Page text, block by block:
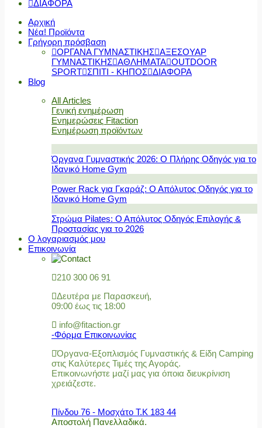
ΔΙΑΦΟΡΑ
Αρχική
Νέα! Προϊόντα
Γρήγορη πρόσβαση
ΟΡΓΑΝΑ ΓΥΜΝΑΣΤΙΚΗΣ ΑΞΕΣΟΥΑΡ
ΓΥΜΝΑΣΤΙΚΗΣ ΑΘΛΗΜΑΤΑ OUTDOOR
SPORT ΣΠΙΤΙ - ΚΗΠΟΣ ΔΙΑΦΟΡΑ
Blog
All Articles
Γενική ενημέρωση
Ενημερώσεις Fitaction
Ενημέρωση προϊόντων
Όργανα Γυμναστικής 2026: Ο Πλήρης Οδηγός για το
Ιδανικό Home Gym
Power Rack για Γκαράζ: Ο Απόλυτος Οδηγός για το
Ιδανικό Home Gym
Στρώμα Pilates: Ο Απόλυτος Οδηγός Επιλογής &
Προστασίας για το 2026
Ο λογαριασμός μου
Επικοινωνία
210 300 06 91
Δευτέρα με Παρασκευή,
09:00 έως τις 18:00
info@fitaction.gr
-Φόρμα Επικοινωνίας
Όργανα-Εξοπλισμός Γυμναστικής & Είδη Camping
στις Καλύτερες Τιμές της Αγοράς.
Επικοινωνήστε μαζί μας για όποια διευκρίνιση
χρειάζεστε.
Πίνδου 76 - Μοσχάτο Τ.Κ 183 44
Αποστολή Πανελλαδικά.